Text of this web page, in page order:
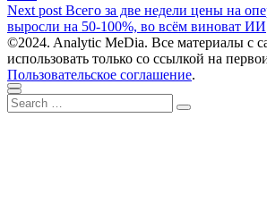
Next post Next
post:
Всего за две недели цены на
выросли на 50-100%, во всём виноват ИИ
©2024. Analytic MeDia. Все материалы с
использовать только со ссылкой на
Пользовательское соглашение.
Scroll
to
Close
Search
for:
Search